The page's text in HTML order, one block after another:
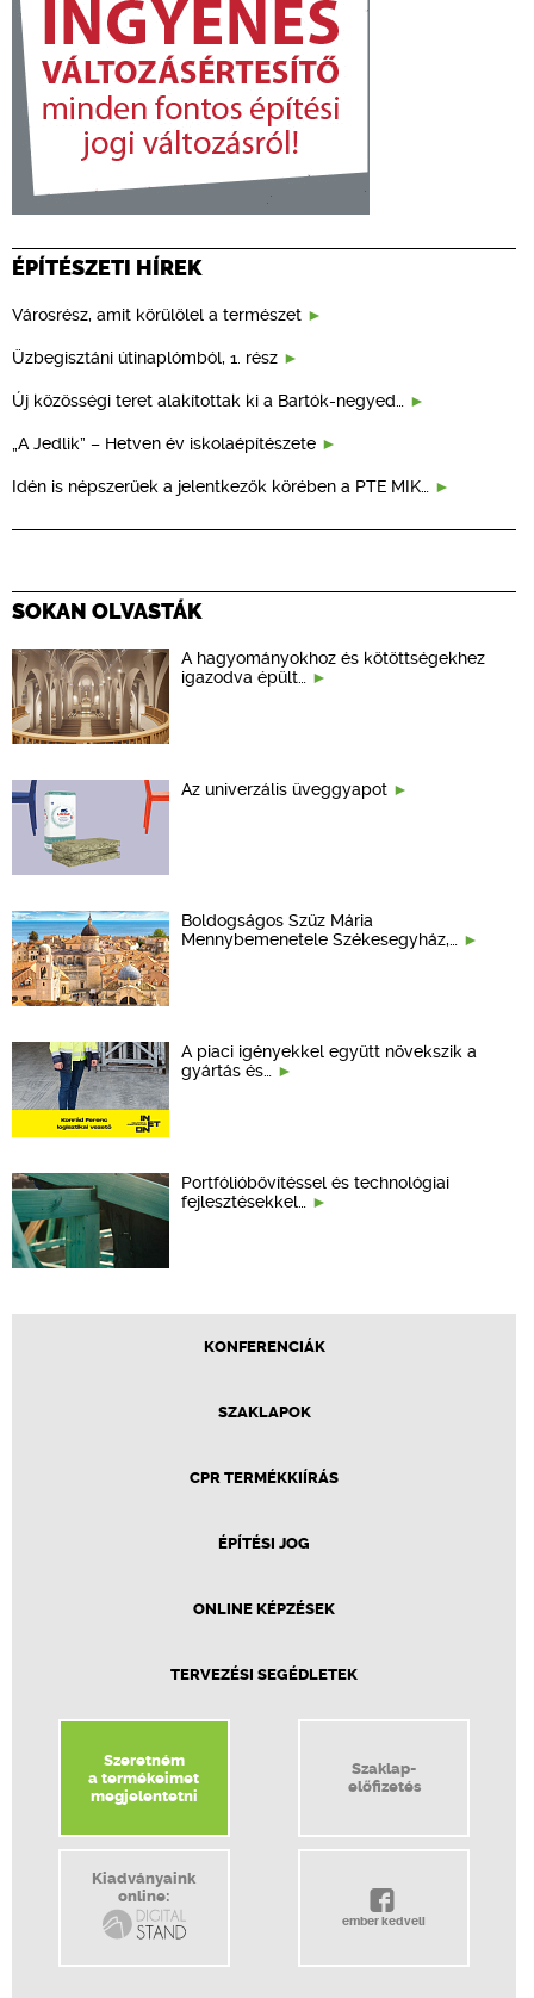
ÉPÍTÉSZETI HÍREK
Városrész, amit körülölel a természet
Üzbegisztáni útinaplómból, 1. rész
Új közösségi teret alakítottak ki a Bartók-negyed…
„A Jedlik” – Hetven év iskolaépítészete
Idén is népszerűek a jelentkezők körében a PTE MIK…
SOKAN OLVASTÁK
A hagyományokhoz és kötöttségekhez
igazodva épült…
Az univerzális üveggyapot
Boldogságos Szűz Mária
Mennybemenetele Székesegyház,…
A piaci igényekkel együtt növekszik a
gyártás és…
Portfólióbővítéssel és technológiai
fejlesztésekkel…
KONFERENCIÁK
SZAKLAPOK
CPR TERMÉKKIÍRÁS
ÉPÍTÉSI JOG
ONLINE KÉPZÉSEK
TERVEZÉSI SEGÉDLETEK
Szeretném
a termékeimet
megjelentetni
Szaklap-
előfizetés
Kiadványaink
online:
ember kedveli